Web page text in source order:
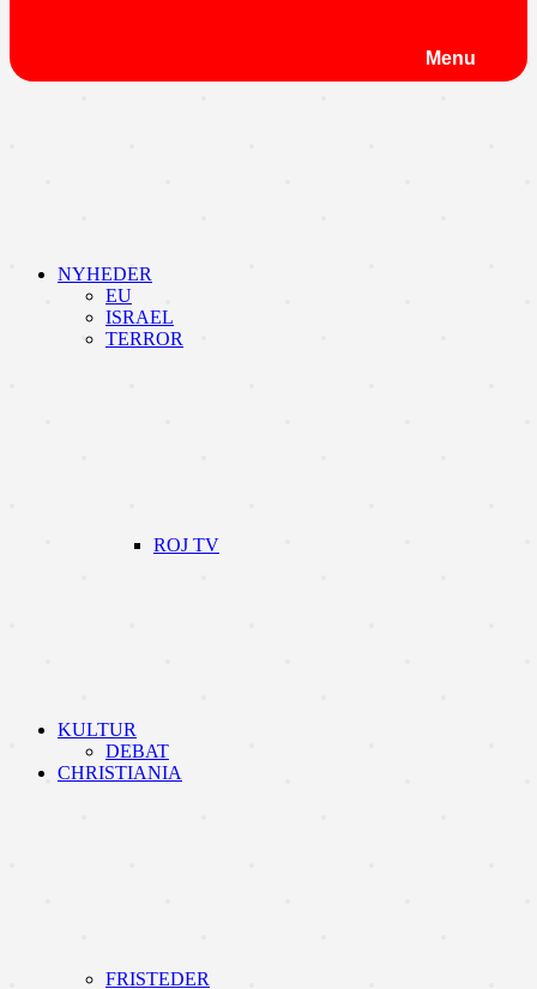
Menu
NYHEDER
EU
ISRAEL
TERROR
ROJ TV
KULTUR
DEBAT
CHRISTIANIA
FRISTEDER